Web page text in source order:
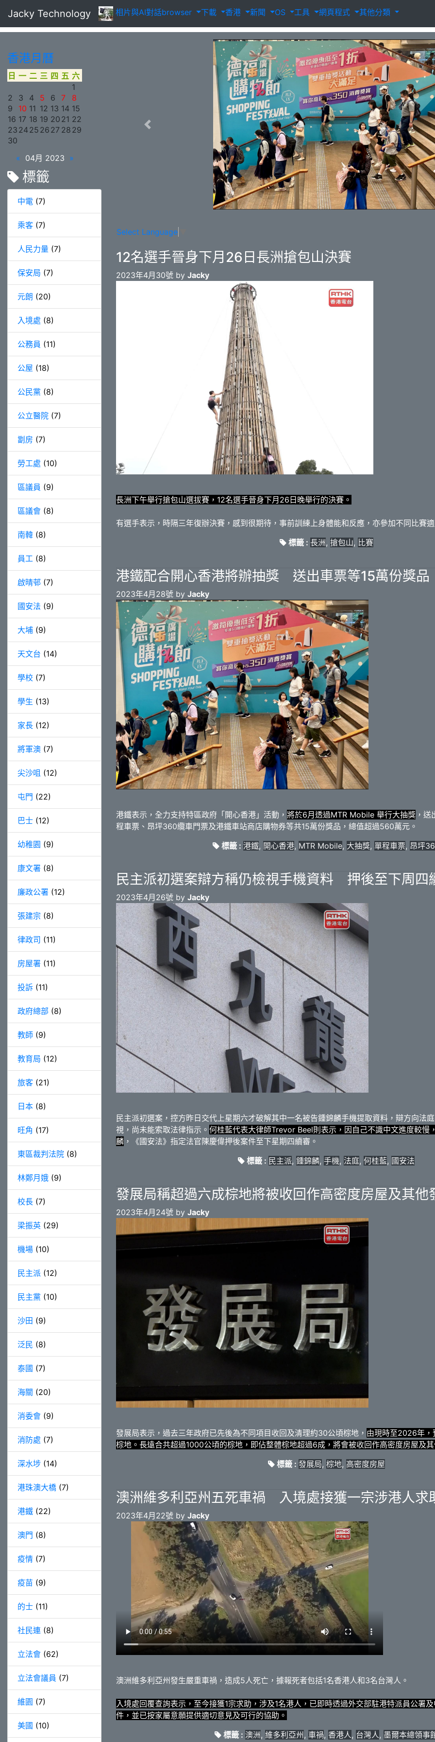
Jacky Technology 相片與AI對話browser 下載 香港 新聞 OS 工具 網頁程式 其他分類
香港月曆
« 04月 2023 »
日 一 二 三 四 五 六
1
2
3 4 5 6 7
8
9
10 11 12 13 14 15
16 17 18 19 20 21 22
23 24 25 26 27 28 29
30
標籤
中電 (7)
乘客 (7)
人民力量 (7)
保安局 (7)
元朗 (20)
入境處 (8)
公務員 (11)
公屋 (18)
公民黨 (8)
公立醫院 (7)
劏房 (7)
勞工處 (10)
區議員 (9)
區議會 (8)
南韓 (8)
員工 (8)
啟晴邨 (7)
國安法 (9)
大埔 (9)
天文台 (14)
學校 (7)
學生 (13)
家長 (12)
將軍澳 (7)
尖沙咀 (12)
屯門 (22)
巴士 (12)
幼稚園 (9)
康文署 (8)
廉政公署 (12)
張建宗 (8)
律政司 (11)
房屋署 (11)
投訴 (11)
政府總部 (8)
教師 (9)
教育局 (12)
旅客 (21)
日本 (8)
旺角 (17)
東區裁判法院 (8)
林鄭月娥 (9)
校長 (7)
梁振英 (29)
機場 (10)
民主派 (12)
民主黨 (10)
沙田 (9)
泛民 (8)
泰國 (7)
海關 (20)
消委會 (9)
消防處 (7)
深水埗 (14)
港珠澳大橋 (7)
港鐵 (22)
澳門 (8)
疫情 (7)
疫苗 (9)
的士 (11)
社民連 (8)
立法會 (62)
立法會議員 (7)
維園 (7)
美國 (10)
Select Language
12名選手晉身下月26日長洲搶包山決賽
2023年4月30號 by Jacky
長洲下午舉行搶包山選拔賽，12名選手晉身下月26日晚舉行的決賽。
有選手表示，時隔三年復辦決賽，感到很期待，事前訓練上身體能和反應，亦參加不同比賽
標籤 : 長洲, 搶包山, 比賽
港鐵配合開心香港將辦抽獎 送出車票等15萬份獎品
2023年4月28號 by Jacky
港鐵表示，全力支持特區政府「開心香港」活動， 將於6月透過MTR Mobile 舉行大抽獎 ，
程車票、昂坪360纜車門票及港鐵車站商店購物券等共15萬份獎品，總值超過560萬元。
標籤 : 港鐵, 開心香港, MTR Mobile, 大抽獎, 單程車票, 昂坪
民主派初選案辯方稱仍檢視手機資料 押後至下周四
2023年4月26號 by Jacky
民主派初選案，控方昨日交代上星期六才破解其中一名被告鍾錦麟手機提取資料，辯方向法
視，尚未能索取法律指示。 何桂藍代表大律師Trevor Beel則表示，因自己不識中文進度較慢
麟 ，《國安法》指定法官陳慶偉押後案件至下星期四續審。
標籤 : 民主派, 鍾錦麟, 手機, 法庭, 何桂藍, 國安法
發展局稱超過六成棕地將被收回作高密度房屋及其他
2023年4月24號 by Jacky
發展局表示，過去三年政府已先後為不同項目收回及清理約30公頃棕地， 由現時至2026年
棕地。長遠合共超過1000公頃的棕地，即佔整體棕地超過6成，將會被收回作高密度房屋及
標籤 : 發展局, 棕地, 高密度房屋
澳洲維多利亞州五死車禍 入境處接獲一宗涉港人求
2023年4月22號 by Jacky
澳洲維多利亞州發生嚴重車禍，造成5人死亡，據報死者包括1名香港人和3名台灣人。
入境處回覆查詢表示，至今接獲1宗求助，涉及1名港人，已即時透過外交部駐港特派員公署
件，並已按家屬意願提供適切意見及可行的協助。
標籤 : 澳洲, 維多利亞州 , 車禍, 香港人, 台灣人, 墨爾本總領事